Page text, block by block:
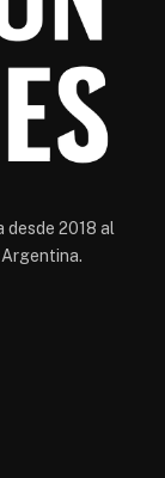
desde 2018 al